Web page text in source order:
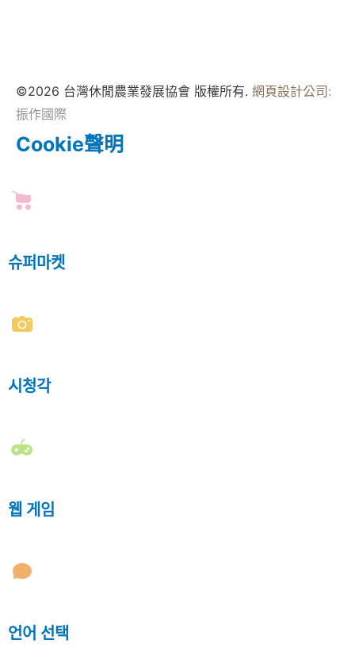
©2026 台灣休閒農業發展協會 版權所有. 網頁設計公司 :
振作國際
Cookie聲明
슈퍼마켓
시청각
웹 게임
언어 선택